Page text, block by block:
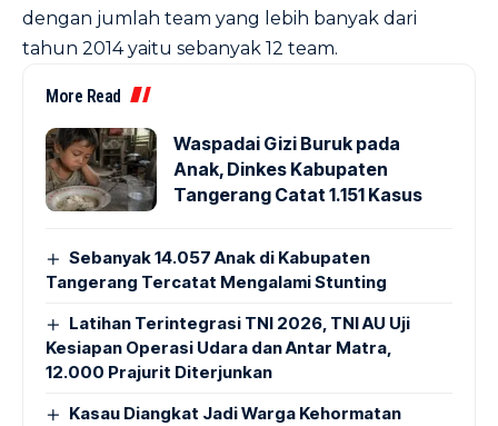
dengan jumlah team yang lebih banyak dari
tahun 2014 yaitu sebanyak 12 team.
More Read
Waspadai Gizi Buruk pada
Anak, Dinkes Kabupaten
Tangerang Catat 1.151 Kasus
Sebanyak 14.057 Anak di Kabupaten
Tangerang Tercatat Mengalami Stunting
Latihan Terintegrasi TNI 2026, TNI AU Uji
Kesiapan Operasi Udara dan Antar Matra,
12.000 Prajurit Diterjunkan
Kasau Diangkat Jadi Warga Kehormatan